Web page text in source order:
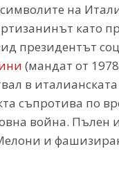
на
като
президентът
(мандат от
в италианската
съпротива по
война. Пълен
и